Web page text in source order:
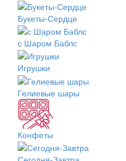
Букеты-Сердце
с Шаром Баблс
Игрушки
Гелиевые шары
Конфеты